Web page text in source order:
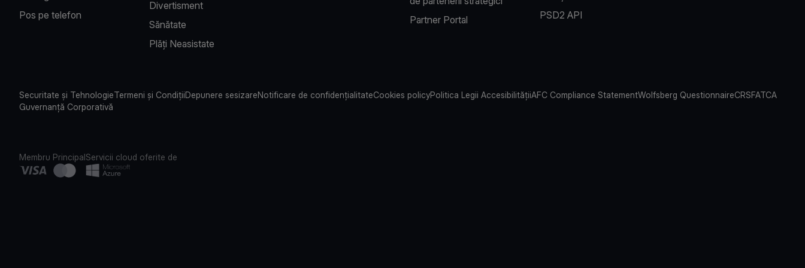
Pos pe telefon
Divertisment
Sănătate
Plăți Neasistate
Partner Portal
PSD2 API
Securitate și TehnologieTermeni și CondițiiDepunere sesizareNotificare de confidențialitateCookies policyPolitica Legii AccesibilitățiiAFC Compliance StatementWolfsberg QuestionnaireCRSFATCA
Guvernanță Corporativă
Membru PrincipalServicii cloud oferite de